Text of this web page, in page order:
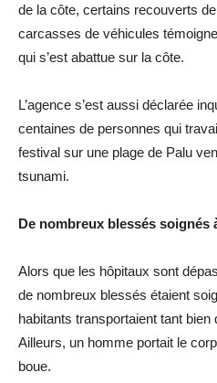
de la côte, certains recouverts
carcasses de véhicules
qui s’est abattue sur la côte.
L’agence s’est aussi déclarée
centaines de personnes qui
festival sur une plage de Palu
tsunami.
De nombreux blessés soignés
Alors que les hôpitaux sont
de nombreux blessés étaient
habitants transportaient tant
Ailleurs, un homme portait le
boue.